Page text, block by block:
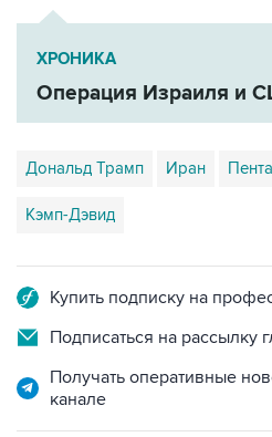
ХРОНИКА
Операция Израиля и
Дональд Трамп Иран
Кэмп-Дэвид
Купить подписку на
Подписаться на рассылку
Получать оперативные
канале